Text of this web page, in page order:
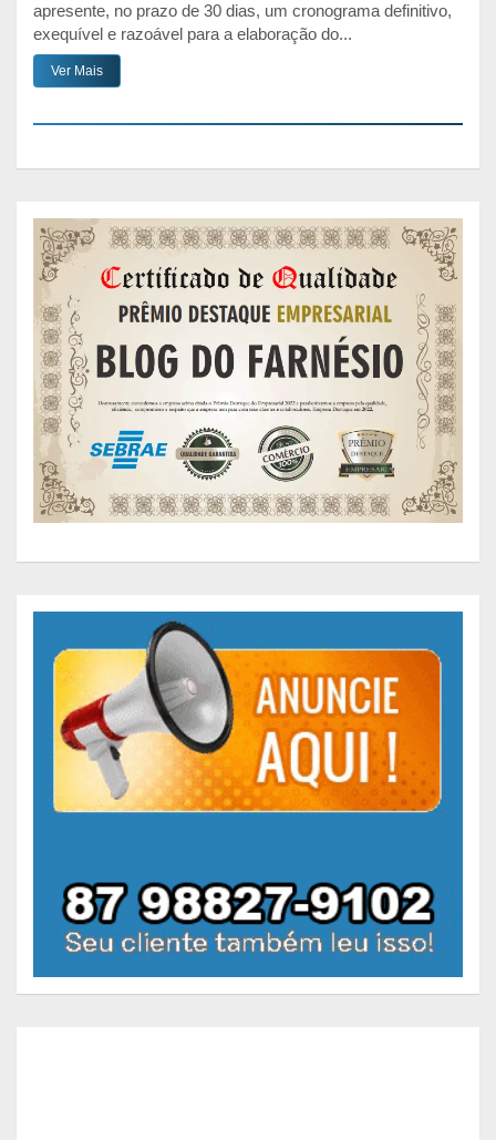
apresente, no prazo de 30 dias, um cronograma definitivo,
exequível e razoável para a elaboração do...
Ver Mais